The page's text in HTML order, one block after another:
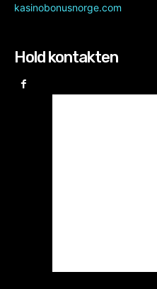
kasinobonusnorge.com
Hold kontakten